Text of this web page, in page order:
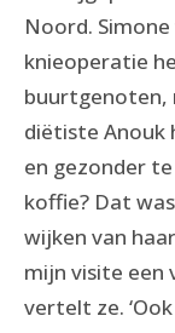
Noord.
knieoperatie
buurtgenoten,
diëtiste Anouk
en gezonder
koffie? Dat
wijken van
mijn visite een
vertelt ze.